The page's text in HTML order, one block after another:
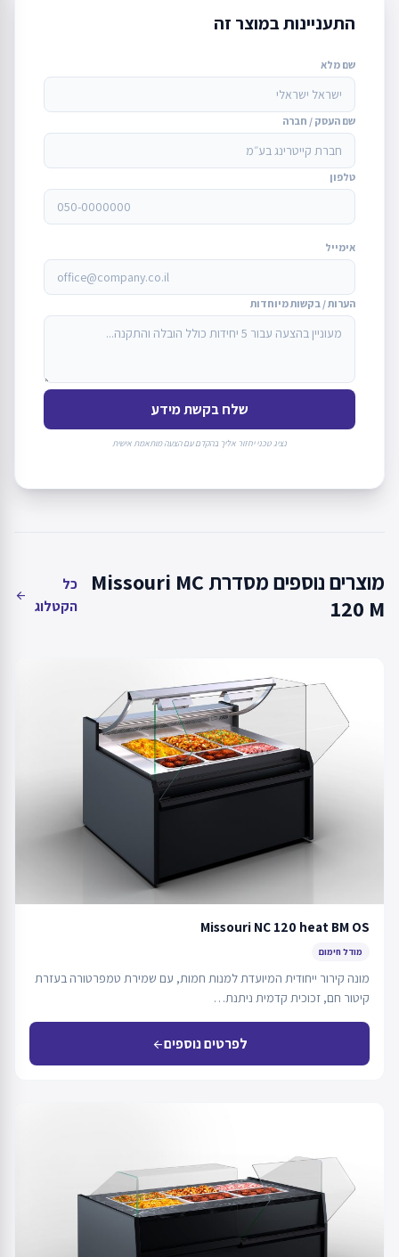
התעניינות במוצר זה
שם מלא
שם העסק / חברה
טלפון
אימייל
הערות / בקשות מיוחדות
שלח בקשת מידע
נציג טכני יחזור אליך בהקדם עם הצעה מותאמת אישית
מוצרים נוספים מסדרת Missouri MC
120 M
כל
הקטלוג
arrow_back
Missouri NC 120 heat BM OS
מודל חימום
מונה קירור ייחודית המיועדת למנות חמות, עם שמירת טמפרטורה בעזרת
קיטור חם, זכוכית קדמית ניתנת…
לפרטים נוספיםarrow_back